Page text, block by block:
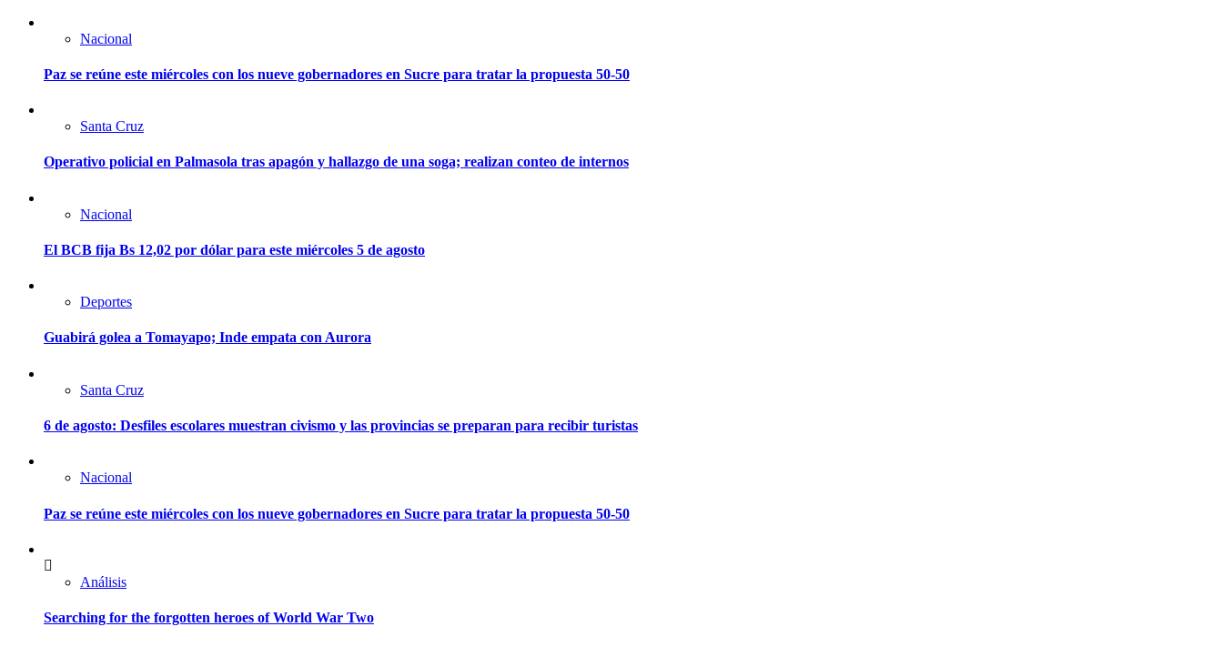
Nacional
Paz se reúne este miércoles con los nueve gobernadores en Sucre para tratar la propuesta 50-50
Santa Cruz
Operativo policial en Palmasola tras apagón y hallazgo de una soga; realizan conteo de internos
Nacional
El BCB fija Bs 12,02 por dólar para este miércoles 5 de agosto
Deportes
Guabirá golea a Tomayapo; Inde empata con Aurora
Santa Cruz
6 de agosto: Desfiles escolares muestran civismo y las provincias se preparan para recibir turistas
Nacional
Paz se reúne este miércoles con los nueve gobernadores en Sucre para tratar la propuesta 50-50
Análisis
Searching for the forgotten heroes of World War Two